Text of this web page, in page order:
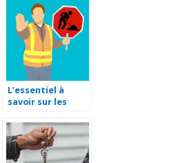
L’essentiel à
savoir sur les
chantiers